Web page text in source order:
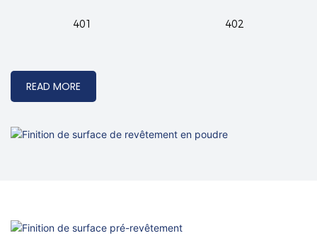
401 402
READ MORE